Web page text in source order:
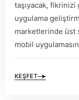
taşıyacak,
uygulama
marketlerinde üst
mobil
KEŞFET